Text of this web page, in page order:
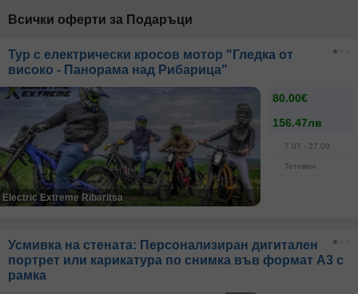
Всички оферти за Подаръци
Тур с електрически кросов мотор "Гледка от
високо - Панорама над Рибарица"
80.00€
156.47лв
7.07 - 27.09
Тетевен
Electric Extreme Ribaritsa
Усмивка на стената: Персонализиран дигитален
портрет или карикатура по снимка във формат А3 с
рамка